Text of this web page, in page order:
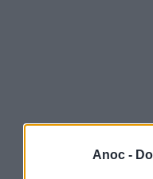
Anoc -